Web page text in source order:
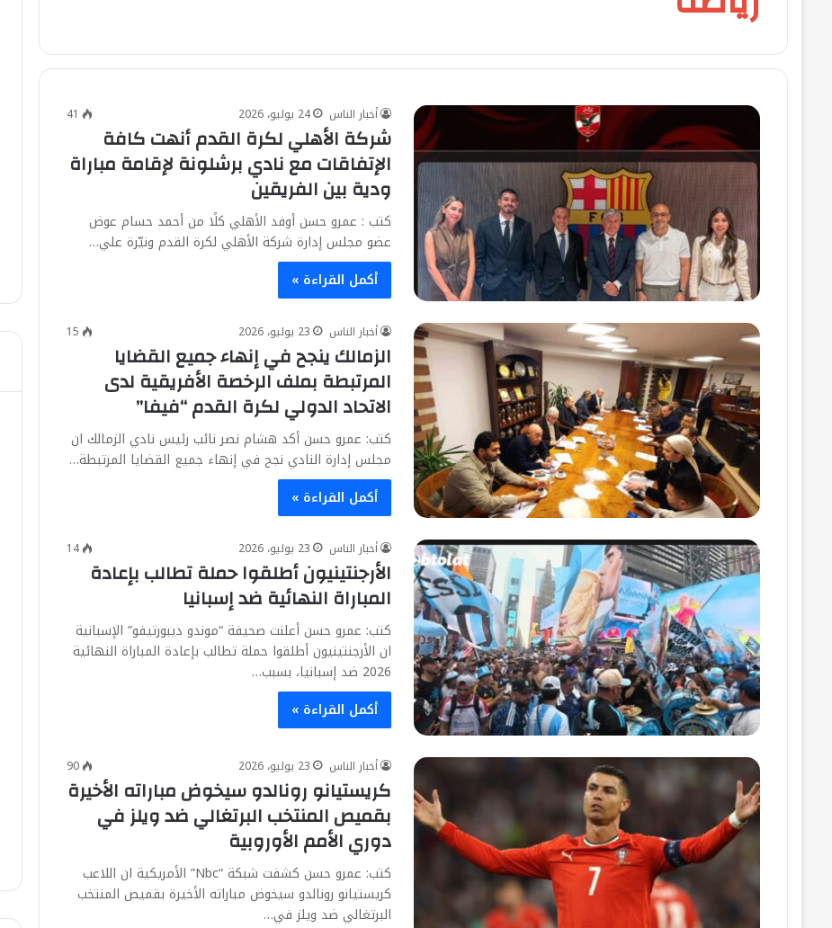
أخبار الناس 24 يوليو، 2026 41
شركة الأهلي لكرة القدم أنهت كافة
الإتفاقات مع نادي برشلونة لإقامة مباراة
ودية بين الفريقين
كتب : عمرو حسن أوفد الأهلي كلًا من أحمد حسام عوض
عضو مجلس إدارة شركة الأهلي لكرة القدم ونيّرة علي…
أكمل القراءة »
أخبار الناس 23 يوليو، 2026 15
الزمالك ينجح في إنهاء جميع القضايا
المرتبطة بملف الرخصة الأفريقية لدى
الاتحاد الدولي لكرة القدم “فيفا”
كتب: عمرو حسن أكد هشام نصر نائب رئيس نادي الزمالك ان
مجلس إدارة النادي نجح في إنهاء جميع القضايا المرتبطة…
أكمل القراءة »
أخبار الناس 23 يوليو، 2026 14
الأرجنتينيون أطلقوا حملة تطالب بإعادة
المباراة النهائية ضد إسبانيا
كتب: عمرو حسن أعلنت صحيفة “موندو ديبورتيفو” الإسبانية
ان الأرجنتينيون أطلقوا حملة تطالب بإعادة المباراة النهائية
2026 ضد إسبانيا، بسبب…
أكمل القراءة »
أخبار الناس 23 يوليو، 2026 90
كريستيانو رونالدو سيخوض مباراته الأخيرة
بقميص المنتخب البرتغالي ضد ويلز في
دوري الأمم الأوروبية
كتب: عمرو حسن كشفت شبكة “Nbc” الأمريكية ان اللاعب
كريستيانو رونالدو سيخوض مباراته الأخيرة بقميص المنتخب
البرتغالي ضد ويلز في…